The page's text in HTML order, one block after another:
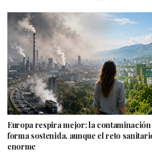
Europa respira mejor: la
forma sostenida, aunque el reto
enorme